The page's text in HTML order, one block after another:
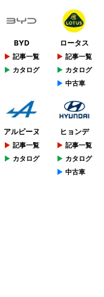
BYD
記事一覧
カタログ
ロータス
記事一覧
カタログ
中古車
アルピーヌ
記事一覧
カタログ
ヒョンデ
記事一覧
カタログ
中古車